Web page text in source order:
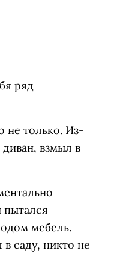
ряд
не только. Из-
взмыл в
пытался
мебель.
саду, никто не